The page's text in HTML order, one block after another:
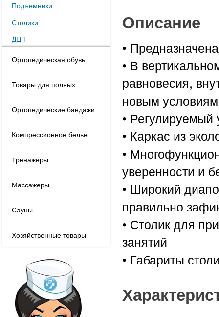
Подъемники
Столики
ДЦП
Ортопедическая обувь
Товары для полных
Ортопедические бандажи
Компрессионное белье
Тренажеры
Массажеры
Сауны
Хозяйственные товары
Описание
•
• В
равновесия,
новым
• Регулируемый
• Каркас из
•
уверенности и
• Широкий
правильно
• Столик для
занятий
• Габариты